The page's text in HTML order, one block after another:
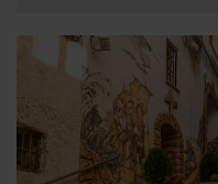
ale też sposobie
wprowadzić również
sprzeciw